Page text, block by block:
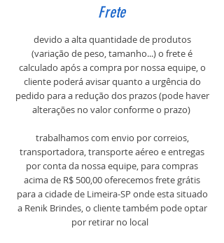
Frete
devido a alta quantidade de produtos
(variação de peso, tamanho...) o frete é
calculado após a compra por nossa equipe, o
cliente poderá avisar quanto a urgência do
pedido para a redução dos prazos (pode haver
alterações no valor conforme o prazo)
trabalhamos com envio por correios,
transportadora, transporte aéreo e entregas
por conta da nossa equipe, para compras
acima de R$ 500,00 oferecemos frete grátis
para a cidade de Limeira-SP onde esta situado
a Renik Brindes, o cliente também pode optar
por retirar no local